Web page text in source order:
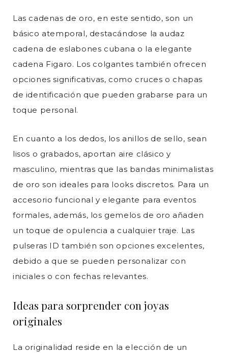
Las cadenas de oro, en este sentido, son un
básico atemporal, destacándose la audaz
cadena de eslabones cubana o la elegante
cadena Figaro. Los colgantes también ofrecen
opciones significativas, como cruces o chapas
de identificación que pueden grabarse para un
toque personal.
En cuanto a los dedos, los anillos de sello, sean
lisos o grabados, aportan aire clásico y
masculino, mientras que las bandas minimalistas
de oro son ideales para looks discretos. Para un
accesorio funcional y elegante para eventos
formales, además, los gemelos de oro añaden
un toque de opulencia a cualquier traje. Las
pulseras ID también son opciones excelentes,
debido a que se pueden personalizar con
iniciales o con fechas relevantes.
Ideas para sorprender con joyas
originales
La originalidad reside en la elección de un